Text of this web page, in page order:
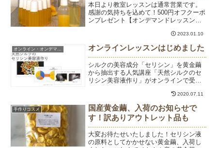
本日より教室レッスンは通常営業です。
感謝の気持ちを込めて！500円オフクーポ
ンプレゼント【オンデマンドレッスン】
格 8,000円→7,500円で受講できます。
（四国産繭の場合、8,500円→8,000
円）...
2023.01.10
オンライン・オンデマンド オンラインレッスンはじめました
シルクの美容成分「セリシン」を黄金繭
から抽出する人気講座「天然シルクのセ
リシン美容液作り」がオンラインで受講
ッスンでは、黄金繭とセリシンについて
のレクチャーと、セリシン液を使ったコ
スメをお作り頂きます。セ...
2020.07.11
手作りコスメ
国産黄金繭、入荷のお知らせで
す！訳ありアウトレット品も
大変お待たせいたしました！セリシン液
の原料としてかかせない黄金繭、入荷し